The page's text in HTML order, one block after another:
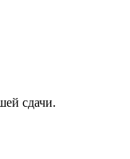
сдачи.